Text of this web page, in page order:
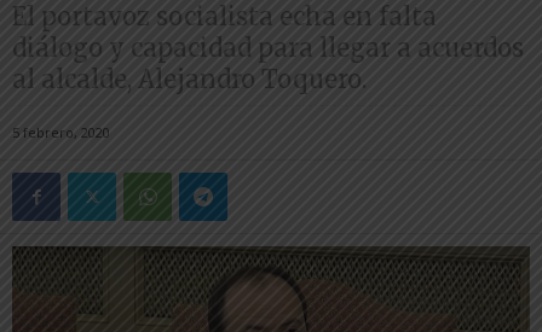
El portavoz socialista echa en falta
diálogo y capacidad para llegar a acuerdos
al alcalde, Alejandro Toquero.
5 febrero, 2020